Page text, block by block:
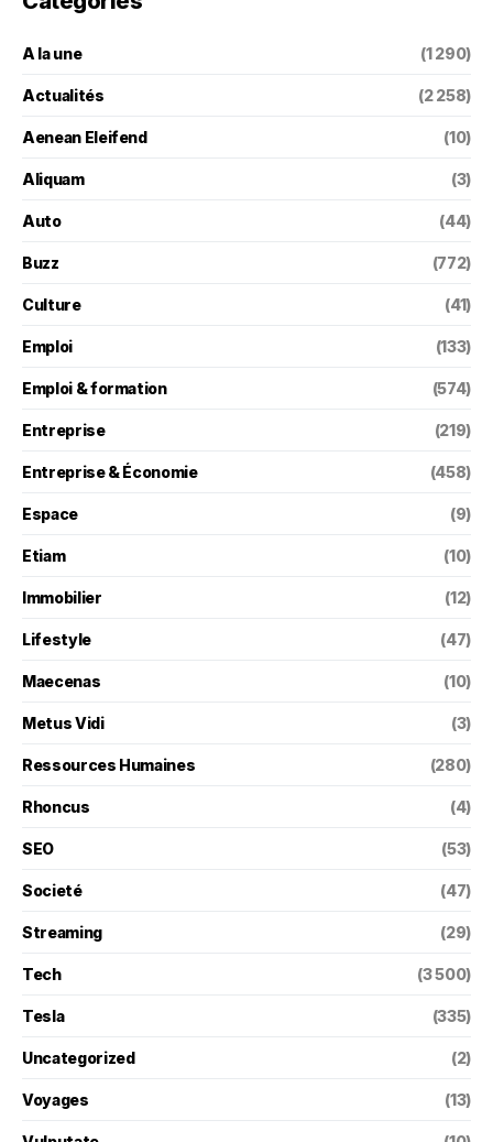
A la une (1 290)
Actualités (2 258)
Aenean Eleifend (10)
Aliquam (3)
Auto (44)
Buzz (772)
Culture (41)
Emploi (133)
Emploi & formation (574)
Entreprise (219)
Entreprise & Économie (458)
Espace (9)
Etiam (10)
Immobilier (12)
Lifestyle (47)
Maecenas (10)
Metus Vidi (3)
Ressources Humaines (280)
Rhoncus (4)
SEO (53)
Societé (47)
Streaming (29)
Tech (3 500)
Tesla (335)
Uncategorized (2)
Voyages (13)